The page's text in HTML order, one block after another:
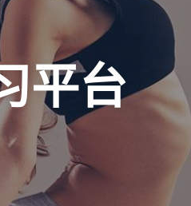
平台